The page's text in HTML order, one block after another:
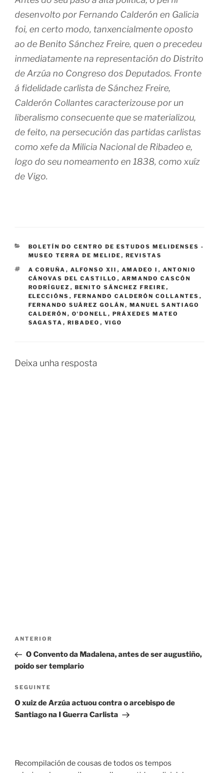
desenvolto por Fernando Calderón en Galicia
foi, en certo modo, tanxencialmente oposto
ao de Benito Sánchez Freire, quen o precedeu
inmediatamente na representación do Distrito
de Arzúa no Congreso dos Deputados. Fronte
á fidelidade carlista de Sánchez Freire,
Calderón Collantes caracterizouse por un
liberalismo consecuente que se materializou,
de feito, na persecución das partidas carlistas
como xefe da Milicia Nacional de Ribadeo e,
logo do seu nomeamento en 1838, como xuíz
de Vigo.
CATEGORÍAS
BOLETÍN DO CENTRO DE ESTUDOS MELIDENSES -
MUSEO TERRA DE MELIDE , REVISTAS
ETIQUETAS
A CORUÑA , ALFONSO XII , AMADEO I , ANTONIO
CÁNOVAS DEL CASTILLO , ARMANDO CASCÓN
RODRÍGUEZ , BENITO SÁNCHEZ FREIRE ,
ELECCIÓNS , FERNANDO CALDERÓN COLLANTES ,
FERNANDO SUÁREZ GOLÁN , MANUEL SANTIAGO
CALDERÓN , O'DONELL , PRÁXEDES MATEO
SAGASTA , RIBADEO , VIGO
Deixa unha resposta
Navegación
entradas
Entrada
anterior
ANTERIOR
O Convento da Madalena, antes de ser augustiño,
poido ser templario
Seguinte
entrada
SEGUINTE
O xuiz de Arzúa actuou contra o arcebispo de
Santiago na I Guerra Carlista
Recompilación de cousas de todos os tempos